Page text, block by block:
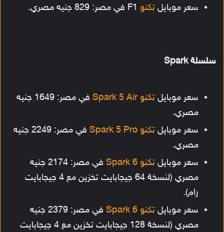
سعر موبايل تكنو
سلسلة Spark
سعر موبايل تكنو Spark 5 Air
في مصر: 1649 جنيه
مصري.
سعر موبايل تكنو Spark 5 Pro
في مصر: 2249 جنيه
مصري.
سعر موبايل تكنو Spark 6
في مصر: 2174 جنيه
مصري (لنسخة 64 جيجابايت تخزين مع 4 جيجابايت
رام).
سعر موبايل تكنو Spark 6
في مصر: 2379 جنيه
مصري (لنسخة 128 جيجابايت تخزين مع 4 جيجابايت